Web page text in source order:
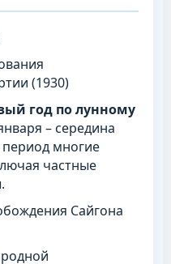
(1930)
год по лунному
– середина
период многие
частные
Сайгона